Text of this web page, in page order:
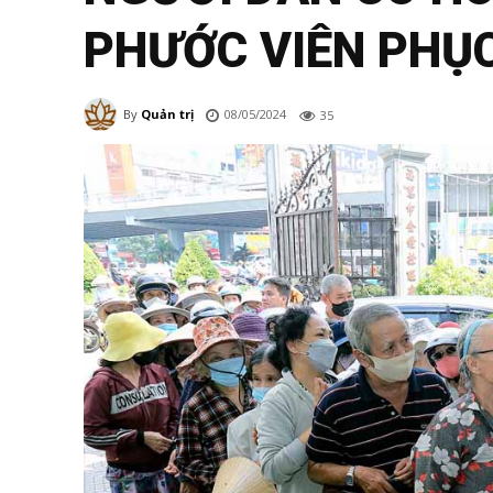
PHƯỚC VIÊN
By Quản trị 08/05/2024 35